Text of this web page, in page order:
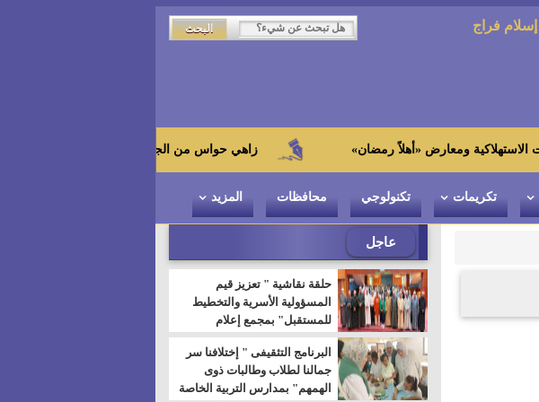
إسلام فراج
زاهي حواس من الجامعة اليابانية : "توت عنخ آمون" هو بطل
تكريمات تكنولوجي محافظات المزيد
عاجل
حلقة نقاشية " تعزيز قيم
المسؤولية الأسرية والتخطيط
للمستقبل" بمجمع إعلام
السويس
البرنامج التثقيفى " إختلافنا سر
جمالنا لطلاب وطالبات ذوى
الهمهم" بمدارس التربية الخاصة